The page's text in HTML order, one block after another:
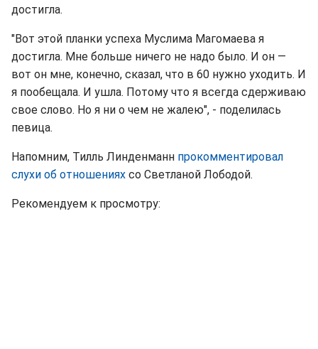
достигла.
"Вот этой планки успеха Муслима Магомаева я
достигла. Мне больше ничего не надо было. И он —
вот он мне, конечно, сказал, что в 60 нужно уходить. И
я пообещала. И ушла. Потому что я всегда сдерживаю
свое слово. Но я ни о чем не жалею", - поделилась
певица.
Напомним, Тилль Линденманн прокомментировал
слухи об отношениях со Светланой Лободой.
Рекомендуем к просмотру: